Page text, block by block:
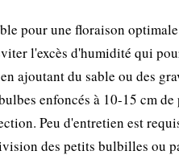
pour une floraison
l'excès d'humidité qui
ajoutant du sable ou des
enfoncés à 10-15 cm
Peu d'entretien est
des petits bulbilles ou